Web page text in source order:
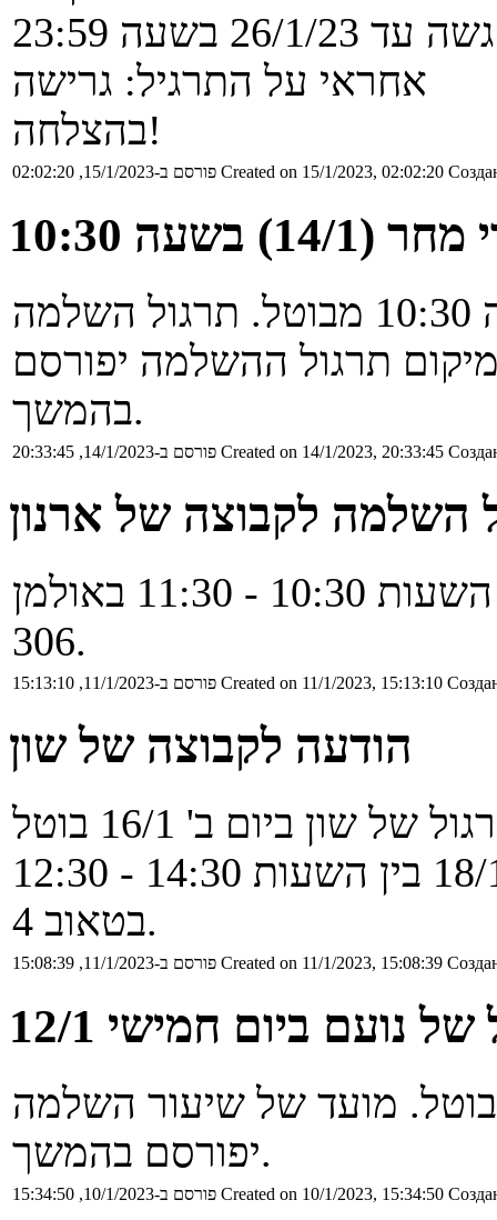
26/1/23 בשעה 23:59
אחראי על התרגיל: גרישה
בהצלחה!
פורסם ב-15/1/2023, 02:02:20 Created on 15/1/2023, 02:02:20
10:30
תרגול של ארקדי מחר (14/1) בשעה 10:30 מבוטל. תרגול השלמה
ביום ג' 14:30 - 16:30. מיקום תרגול ההשלמה יפורסם
בהמשך.
פורסם ב-14/1/2023, 20:33:45 Created on 14/1/2023, 20:33:45
השלמה לקבוצה של ארנון
התרגול יתקיים ביום ג' 17/1 בין השעות 10:30 - 11:30 באולמן
306.
פורסם ב-11/1/2023, 15:13:10 Created on 11/1/2023, 15:13:10
הודעה לקבוצה של שון
תרגול השלמה יתקיים ביום ד' 18/1 בין השעות 14:30 - 12:30
בטאוב 4.
פורסם ב-11/1/2023, 15:08:39 Created on 11/1/2023, 15:08:39
נועם ביום חמישי 12/1
של נועם ביום ה' 12/1 מבוטל. מועד של שיעור השלמה
יפורסם בהמשך.
פורסם ב-10/1/2023, 15:34:50 Created on 10/1/2023, 15:34:50